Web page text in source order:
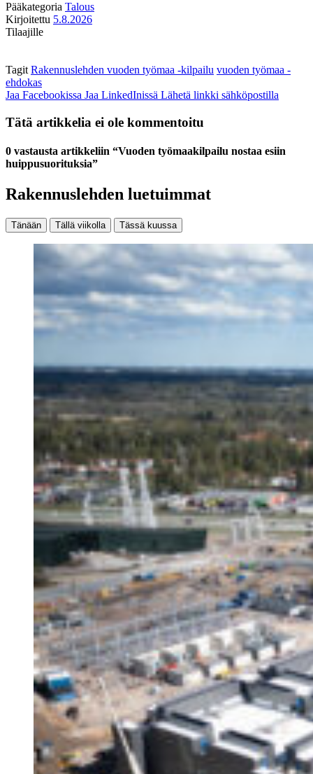
Pääkategoria Talous
Kirjoitettu 5.8.2026
Tilaajille
Tagit Rakennuslehden vuoden työmaa -kilpailu vuoden työmaa -
ehdokas
Jaa Facebookissa Jaa LinkedInissä Lähetä linkki sähköpostilla
Tätä artikkelia ei ole kommentoitu
0 vastausta artikkeliin “Vuoden työmaakilpailu nostaa esiin
huippusuorituksia”
Rakennuslehden luetuimmat
Tänään Tällä viikolla Tässä kuussa